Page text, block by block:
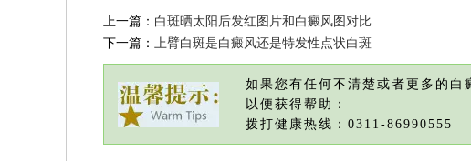
上一篇： 白斑晒太阳后发红图片和白癜风图对比
下一篇： 上臂白斑是白癜风还是特发性点状白斑
如果您有任何不清楚或者更多的白
以便获得帮助：
拨打健康热线：0311-86990555